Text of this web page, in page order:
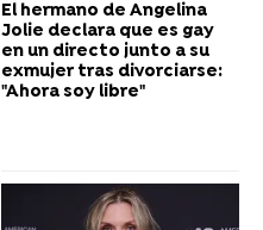
El hermano de Angelina
Jolie declara que es gay
en un directo junto a su
exmujer tras divorciarse:
"Ahora soy libre"